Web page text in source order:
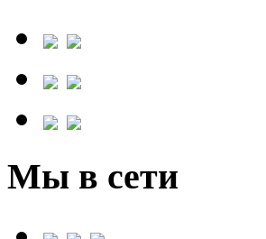
Мы в сети